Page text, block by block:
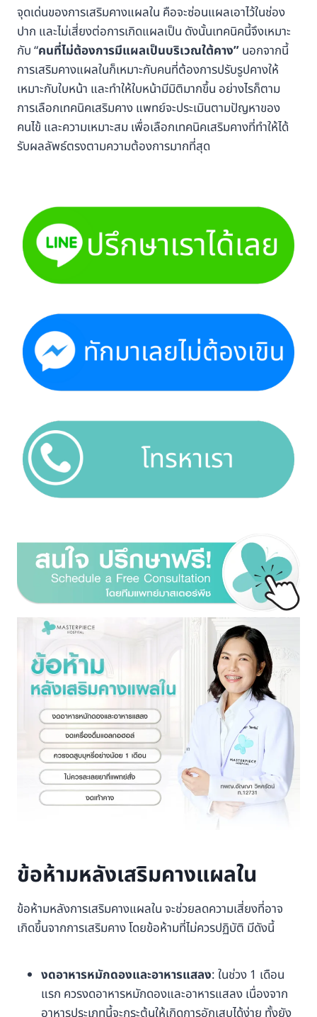
จุดเด่นของการเสริมคางแผลใน คือจะซ่อนแผลเอาไว้ในช่อง
ปาก และไม่เสี่ยงต่อการเกิดแผลเป็น ดังนั้นเทคนิคนี้จึงเหมาะ
กับ “คนที่ไม่ต้องการมีแผลเป็นบริเวณใต้คาง”นอกจากนี้
การเสริมคางแผลในก็เหมาะกับคนที่ต้องการปรับรูปคางให้
เหมาะกับใบหน้า และทำให้ใบหน้ามีมิติมากขึ้น อย่างไรก็ตาม
การเลือกเทคนิคเสริมคาง แพทย์จะประเมินตามปัญหาของ
คนไข้ และความเหมาะสม เพื่อเลือกเทคนิคเสริมคางที่ทำให้ได้
รับผลลัพธ์ตรงตามความต้องการมากที่สุด
ข้อห้ามหลังเสริมคางแผลใน
ข้อห้ามหลังการเสริมคางแผลใน จะช่วยลดความเสี่ยงที่อาจ
เกิดขึ้นจากการเสริมคาง โดยข้อห้ามที่ไม่ควรปฏิบัติ มีดังนี้
งดอาหารหมักดองและอาหารแสลง: ในช่วง 1 เดือน
แรก ควรงดอาหารหมักดองและอาหารแสลง เนื่องจาก